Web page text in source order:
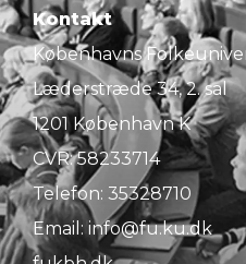
Kontakt
Københavns
Læderstræde 34, 2. sal
1201 København K
CVR: 58233714
Telefon: 35328710
Email: info@fu.ku.dk